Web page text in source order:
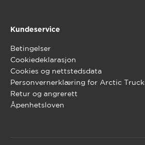
Kundeservice
Betingelser
Cookiedeklarasjon
Cookies og nettstedsdata
Personvernerklæring for Arctic
Retur og angrerett
Åpenhetsloven